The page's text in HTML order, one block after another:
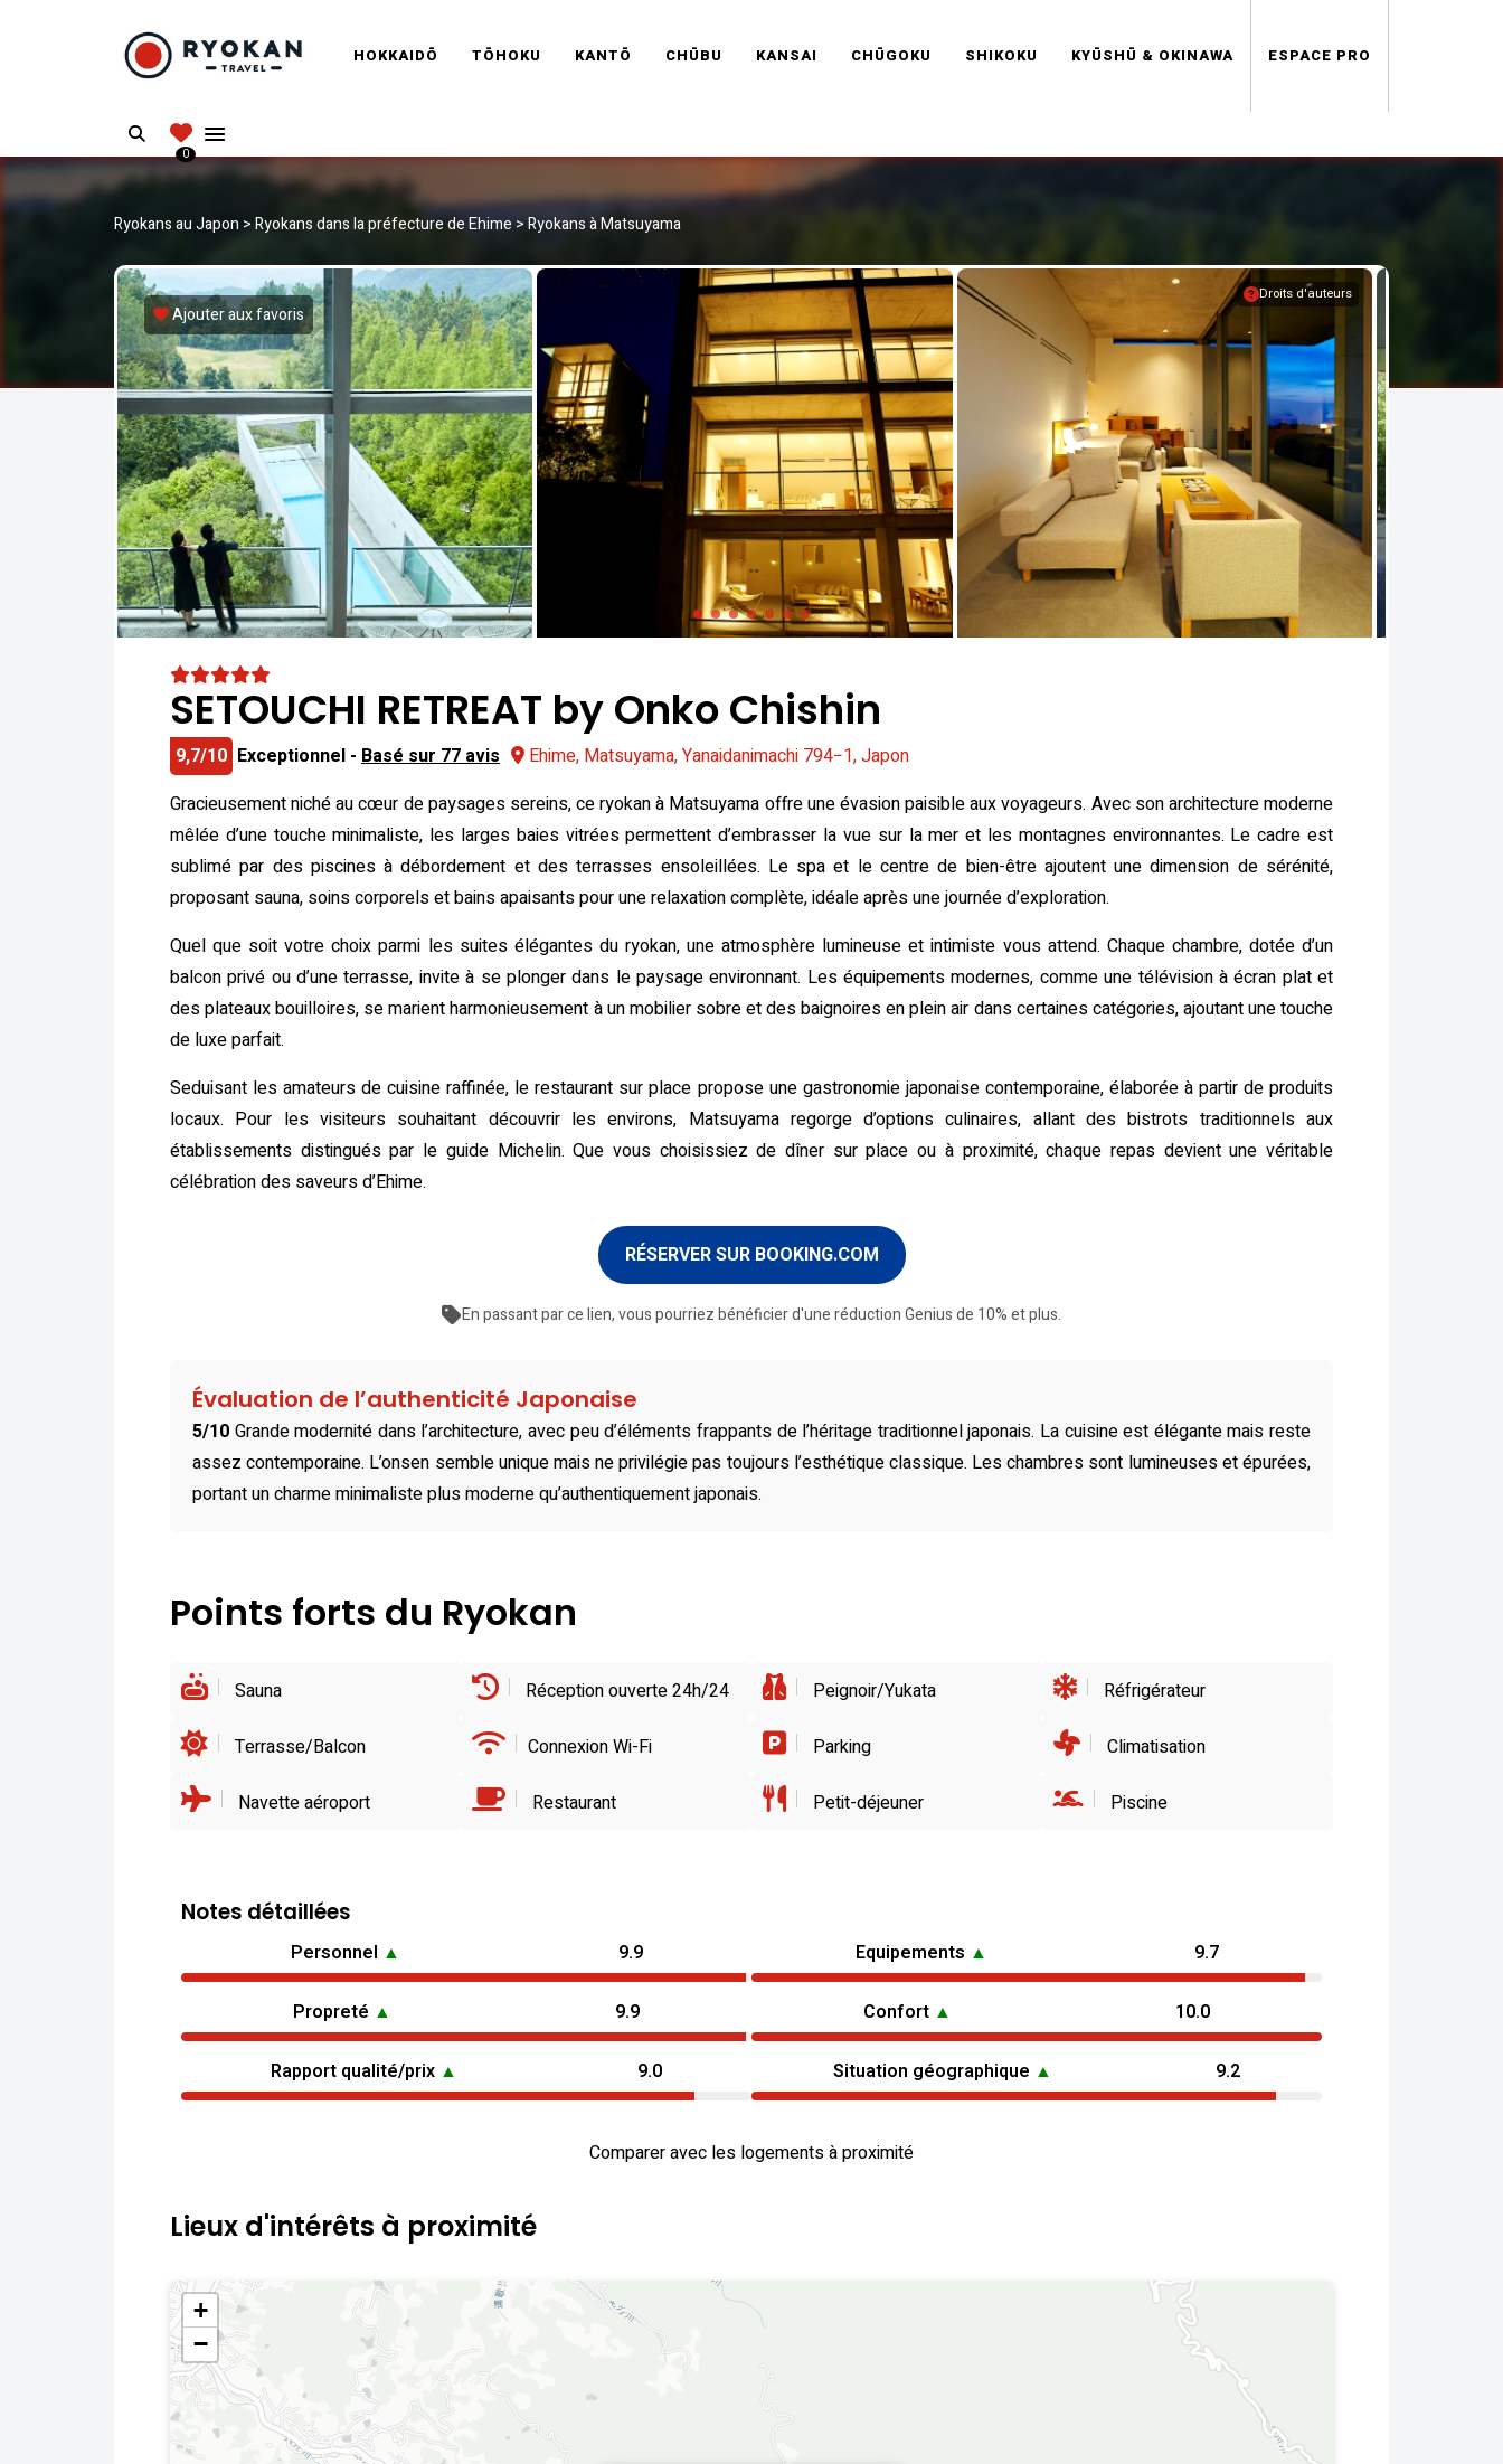
RYOKANTRAVEL FRANCE
HOKKAIDŌ TŌHOKU KANTŌ CHŪBU KANSAI CHŪGOKU SHIKOKU KYŪSHŪ & OKINAWA ESPACE PRO
Search
0
Ryokans au Japon >Ryokans dans la préfecture de Ehime>Ryokans à Matsuyama
Droits d'auteurs
Ajouter aux favoris
SETOUCHI RETREAT by Onko Chishin
9,7/10 Exceptionnel - Basé sur 77 avis
Ehime, Matsuyama, Yanaidanimachi 794−1, Japon
Gracieusement niché au cœur de paysages sereins, ce ryokan à Matsuyama offre une évasion paisible aux voyageurs. Avec son architecture moderne
mêlée d’une touche minimaliste, les larges baies vitrées permettent d’embrasser la vue sur la mer et les montagnes environnantes. Le cadre est
sublimé par des piscines à débordement et des terrasses ensoleillées. Le spa et le centre de bien-être ajoutent une dimension de sérénité,
proposant sauna, soins corporels et bains apaisants pour une relaxation complète, idéale après une journée d’exploration.
Quel que soit votre choix parmi les suites élégantes du ryokan, une atmosphère lumineuse et intimiste vous attend. Chaque chambre, dotée d’un
balcon privé ou d’une terrasse, invite à se plonger dans le paysage environnant. Les équipements modernes, comme une télévision à écran plat et
des plateaux bouilloires, se marient harmonieusement à un mobilier sobre et des baignoires en plein air dans certaines catégories, ajoutant une touche
de luxe parfait.
Seduisant les amateurs de cuisine raffinée, le restaurant sur place propose une gastronomie japonaise contemporaine, élaborée à partir de produits
locaux. Pour les visiteurs souhaitant découvrir les environs, Matsuyama regorge d’options culinaires, allant des bistrots traditionnels aux
établissements distingués par le guide Michelin. Que vous choisissiez de dîner sur place ou à proximité, chaque repas devient une véritable
célébration des saveurs d’Ehime.
RÉSERVER SUR BOOKING.COM
En passant par ce lien, vous pourriez bénéficier d'une réduction Genius de 10% et plus.
Évaluation de l’authenticité Japonaise
5/10 Grande modernité dans l’architecture, avec peu d’éléments frappants de l’héritage traditionnel japonais. La cuisine est élégante mais reste
assez contemporaine. L’onsen semble unique mais ne privilégie pas toujours l’esthétique classique. Les chambres sont lumineuses et épurées,
portant un charme minimaliste plus moderne qu’authentiquement japonais.
Points forts du Ryokan
Sauna Réception ouverte 24h/24 Peignoir/Yukata Réfrigérateur
Terrasse/Balcon Connexion Wi-Fi Parking Climatisation
Navette aéroport Restaurant Petit-déjeuner Piscine
Notes détaillées
Personnel ▲ 9.9 Equipements ▲ 9.7
Propreté ▲ 9.9 Confort ▲ 10.0
Rapport qualité/prix ▲ 9.0 Situation géographique ▲ 9.2
Comparer avec les logements à proximité
Lieux d'intérêts à proximité
+
−